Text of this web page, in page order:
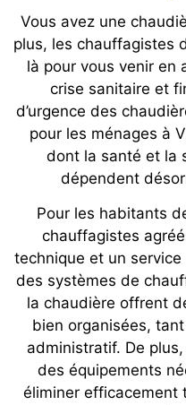
Vous avez une
plus, les chauffagistes
là pour vous venir en
crise sanitaire et
d’urgence des
pour les ménages à
dont la santé et la
dépendent
Pour les habitants
chauffagistes
technique et un service
des systèmes de
la chaudière offrent
bien organisées,
administratif. De
des équipements
éliminer efficacement